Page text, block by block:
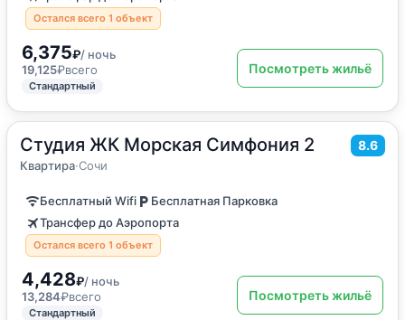
Остался всего 1 объект
6,375₽/ ночь
19,125₽всего
Стандартный
Посмотреть жильё
Студия ЖК Морская Симфония 2 8.6
Квартира·Сочи
35 м2· 4 гостя
Квартира
Бесплатный Wifi
Бесплатная Парковка
Трансфер до Аэропорта
Остался всего 1 объект
4,428₽/ ночь
13,284₽всего
Стандартный
Посмотреть жильё